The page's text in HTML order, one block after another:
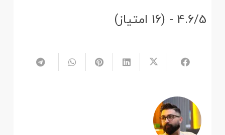
4.6/5 - (16 امتیاز)